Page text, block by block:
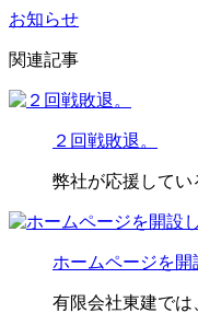
お知らせ
関連記事
２回戦敗退。
弊社が応援して
ホームページを開
有限会社東建で